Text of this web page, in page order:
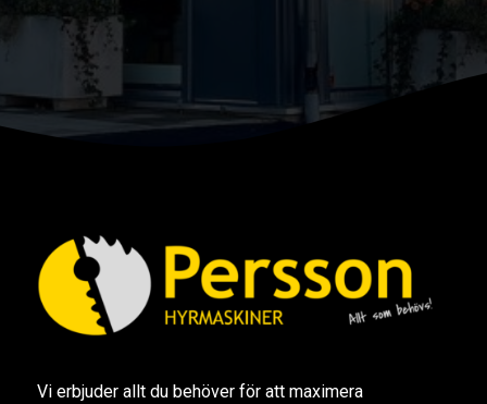
Vi erbjuder allt du behöver för att maximera